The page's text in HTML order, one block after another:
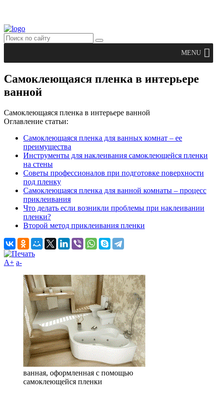
MENU
Самоклеющаяся пленка в интерьере
ванной
Самоклеющаяся пленка в интерьере ванной
Оглавление статьи:
Самоклеющаяся пленка для ванных комнат – ее
преимущества
Инструменты для наклеивания самоклеющейся пленки
на стены
Советы профессионалов при подготовке поверхности
под пленку
Самоклеющаяся пленка для ванной комнаты – процесс
приклеивания
Что делать если возникли проблемы при наклеивании
пленки?
Второй метод приклеивания пленки
A+ а-
ванная, оформленная с помощью
самоклеющейся пленки